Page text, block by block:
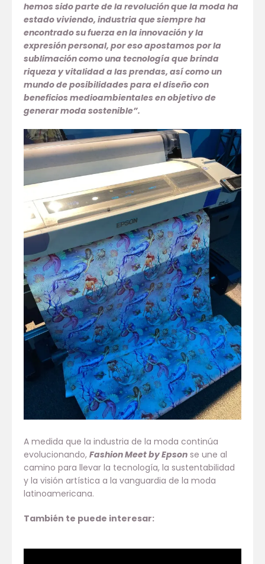
hemos sido parte de la revolución que la moda ha
estado viviendo, industria que siempre ha
encontrado su fuerza en la innovación y la
expresión personal, por eso apostamos por la
sublimación como una tecnología que brinda
riqueza y vitalidad a las prendas, así como un
mundo de posibilidades para el diseño con
beneficios medioambientales en objetivo de
generar moda sostenible”.
A medida que la industria de la moda continúa
evolucionando, Fashion Meet by Epson se une al
camino para llevar la tecnología, la sustentabilidad
y la visión artística a la vanguardia de la moda
latinoamericana.
También te puede interesar: